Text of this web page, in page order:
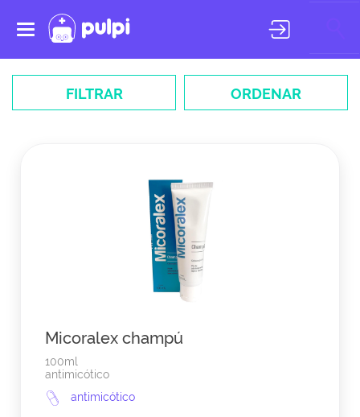
Toggle
navigation
FILTRAR ORDENAR
Micoralex champú
100ml
antimicótico
antimicótico